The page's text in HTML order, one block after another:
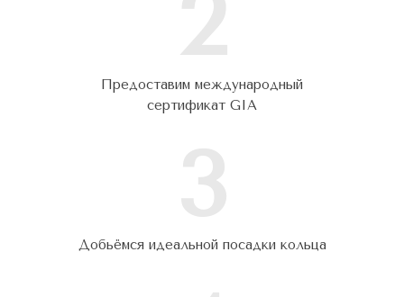
Предоставим международный
сертификат GIA
Добьёмся идеальной посадки кольца